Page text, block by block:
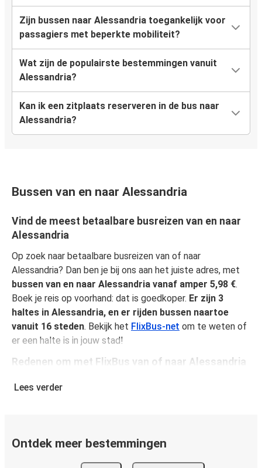
Zijn bussen naar Alessandria toegankelijk voor
passagiers met beperkte mobiliteit?
Wat zijn de populairste bestemmingen vanuit
Alessandria?
Kan ik een zitplaats reserveren in de bus naar
Alessandria?
Bussen van en naar Alessandria
Vind de meest betaalbare busreizen van en naar
Alessandria
Op zoek naar betaalbare busreizen van of naar
Alessandria? Dan ben je bij ons aan het juiste adres, met
bussen van en naar Alessandria vanaf amper 5,98 €.
Boek je reis op voorhand: dat is goedkoper. Er zijn 3
haltes in Alessandria, en er rijden bussen naartoe
vanuit 16 steden. Bekijk het FlixBus-net om te weten of
er een halte is in jouw stad!
Redenen om met FlixBus van of naar Alessandria
voordelen aan boord, zoals gratis wifi en stopcontacten.
Reserveer tijdens het boeken een stoel, zo ben je zeker
Lees verder
Ontdek meer bestemmingen